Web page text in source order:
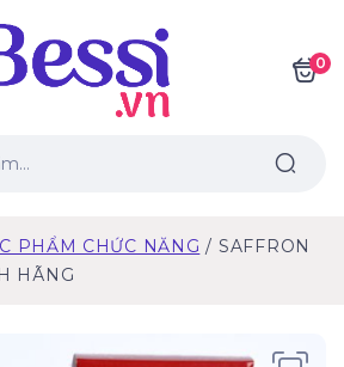
0
PHẨM CHỨC NĂNG
SAFFRON
HÃNG